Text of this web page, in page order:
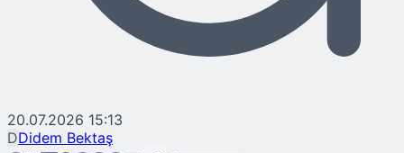
20.07.2026 15:13
DDidem Bektaş